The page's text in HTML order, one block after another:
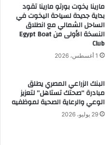
مارينا يخوت بورتو مارينا تقود
بداية جديدة لسياحة اليخوت في
الساحل الشمالي مع انطلاق
النسخة الأولى من Egypt Boat
Club
1 أغسطس، 2026
البنك الزراعي المصري يطلق
مبادرة “صحتك تستاهل” لتعزيز
الوعي والرعاية الصحية لموظفيه
29 يوليو، 2026